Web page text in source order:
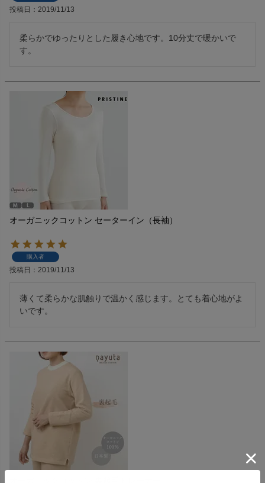
投稿日 2019/11/13
柔らかでゆったりとした履き心地です。10分丈で暖かいで
す。
オーガニックコットン セーターイン（長袖）
購入者
投稿日 2019/11/13
薄くて柔らかな肌触りで温かく感じます。とても着心地がよ
いです。